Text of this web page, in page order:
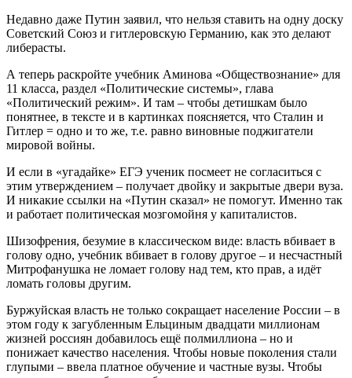
Недавно даже Путин заявил, что нельзя ставить на одну доску
Советский Союз и гитлеровскую Германию, как это делают
либерасты.
А теперь раскройте учебник Аминова «Обществознание» для
11 класса, раздел «Политические системы», глава
«Политический режим». И там – чтобы детишкам было
понятнее, в тексте и в картинках поясняется, что Сталин и
Гитлер = одно и то же, т.е. равно виновные поджигатели
мировой войны.
И если в «угадайке» ЕГЭ ученик посмеет не согласиться с
этим утверждением – получает двойку и закрытые двери вуза.
И никакие ссылки на «Путин сказал» не помогут. Именно так
и работает политическая мозгомойня у капиталистов.
Шизофрения, безумие в классическом виде: власть вбивает в
голову одно, учебник вбивает в голову другое – и несчастный
Митрофанушка не ломает голову над тем, кто прав, а идёт
ломать головы другим.
Буржуйская власть не только сокращает население России – в
этом году к загубленным Ельциным двадцати миллионам
жизней россиян добавилось ещё полмиллиона – но и
понижает качество населения. Чтобы новые поколения стали
глупыми – ввела платное обучение и частные вузы. Чтобы